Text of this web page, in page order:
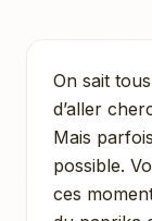
On sait
d’aller
Mais
possible.
ces